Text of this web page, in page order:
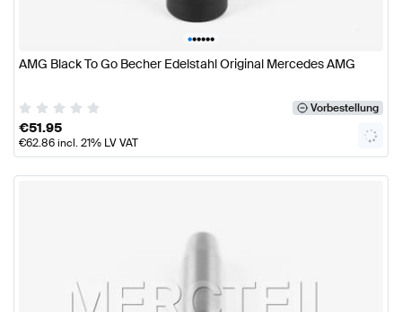
••••••
AMG Black To Go Becher Edelstahl Original Mercedes AMG
Vorbestellung
€51.95
€62.86incl. 21% LV VAT